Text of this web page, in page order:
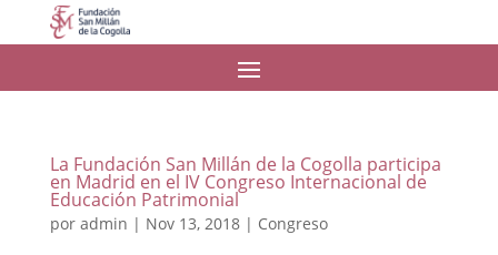
La Fundación San Millán de la Cogolla participa
en Madrid en el IV Congreso Internacional de
Educación Patrimonial
por admin | Nov 13, 2018| Congreso